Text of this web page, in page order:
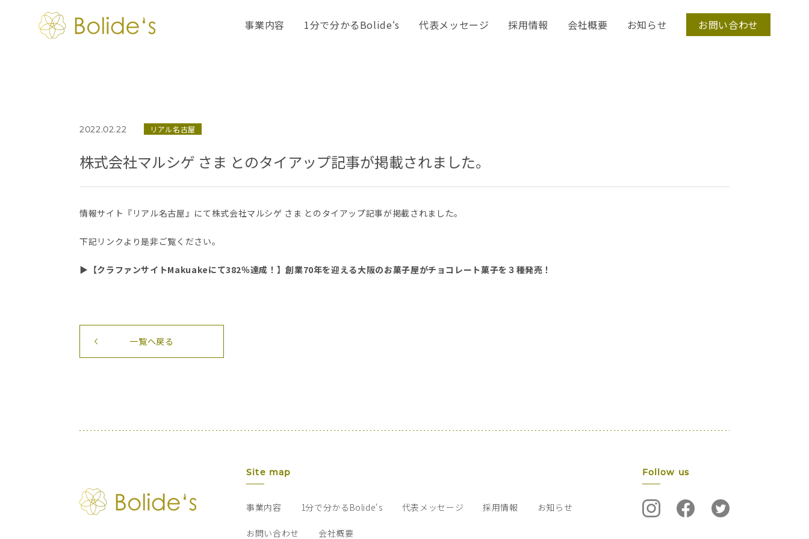
事業内容 1分で分かるBolide‘s 代表メッセージ 採用情報 会社概要 お知らせ お問い合わせ
2022.02.22 リアル名古屋
株式会社マルシゲ さま とのタイアップ記事が掲載されました。
情報サイト『リアル名古屋』にて株式会社マルシゲ さま とのタイアップ記事が掲載されました。
下記リンクより是非ご覧ください。
▶ 【クラファンサイトMakuakeにて382％達成！】創業70年を迎える大阪のお菓子屋がチョコレート菓子を３種発売！
一覧へ戻る
Site map
事業内容 1分で分かるBolide‘s 代表メッセージ 採用情報 お知らせ
お問い合わせ 会社概要
Follow us